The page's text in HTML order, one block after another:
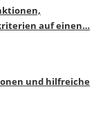
auf einen…
und hilfreiche